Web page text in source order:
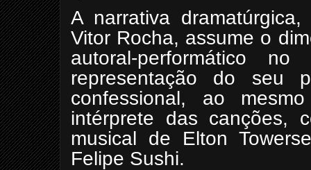
A narrativa
Vitor Rocha, assume o
autoral-performático
representação do seu
confessional, ao
intérprete das canções,
musical de Elton
Felipe Sushi.